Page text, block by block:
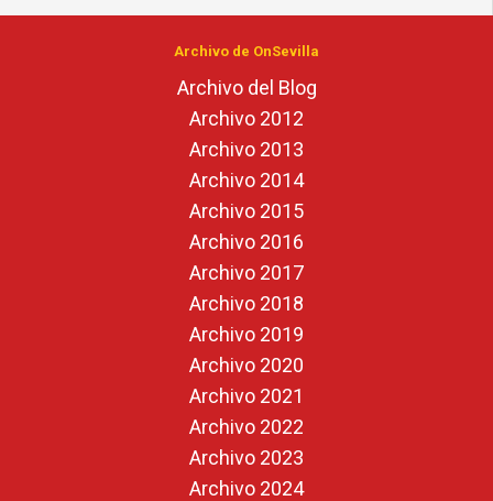
Archivo de OnSevilla
Archivo del Blog
Archivo 2012
Archivo 2013
Archivo 2014
Archivo 2015
Archivo 2016
Archivo 2017
Archivo 2018
Archivo 2019
Archivo 2020
Archivo 2021
Archivo 2022
Archivo 2023
Archivo 2024